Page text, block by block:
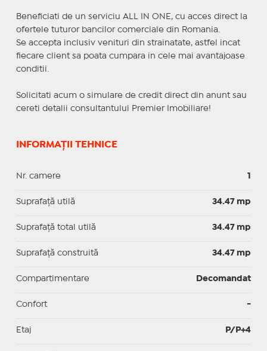
Beneficiati de un serviciu ALL IN ONE, cu acces direct la
ofertele tuturor bancilor comerciale din Romania.
Se accepta inclusiv venituri din strainatate, astfel incat
fiecare client sa poata cumpara in cele mai avantajoase
conditii.
Solicitati acum o simulare de credit direct din anunt sau
cereti detalii consultantului Premier Imobiliare!
INFORMAȚII TEHNICE
Nr. camere 1
Suprafaţă utilă 34.47 mp
Suprafaţă total utilă 34.47 mp
Suprafaţă construită 34.47 mp
Compartimentare Decomandat
Confort -
Etaj P/P+4